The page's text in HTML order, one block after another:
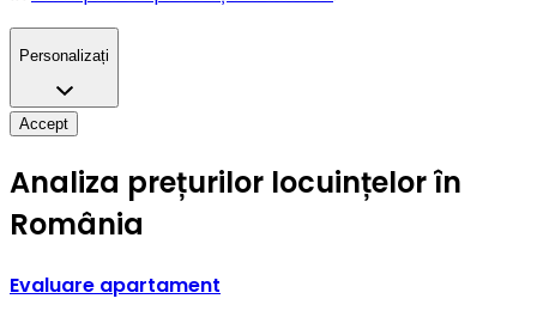
Personalizați
Accept
Analiza prețurilor locuințelor în
România
Evaluare apartament